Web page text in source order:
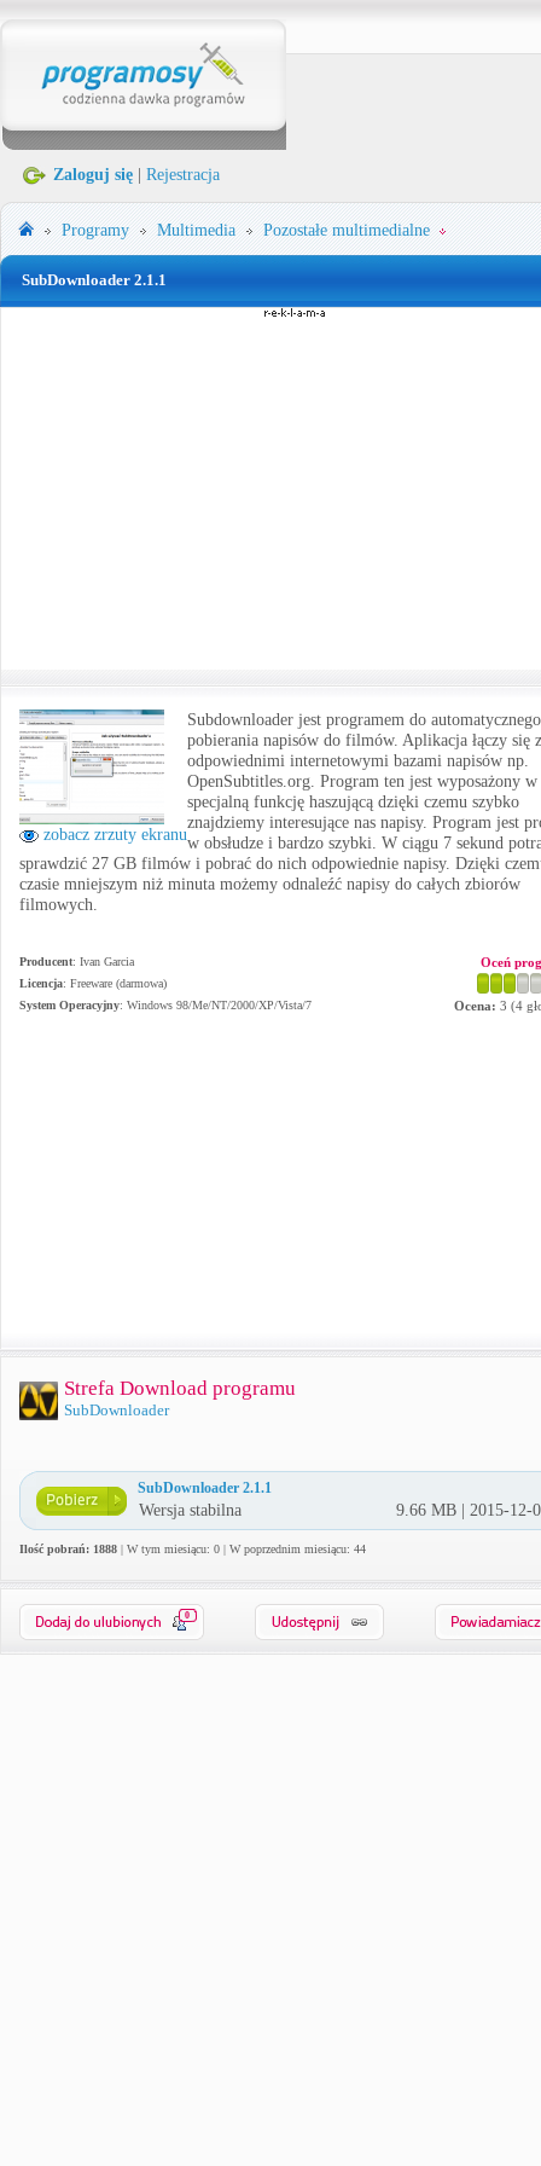
Zaloguj się Rejestracja
Programy Multimedia Pozostałe multimedialne
SubDownloader 2.1.1
zobacz zrzuty ekranu
Subdownloader jest programem do automatycznego
pobierania napisów do filmów. Aplikacja łączy się z
odpowiednimi internetowymi bazami napisów np.
OpenSubtitles.org. Program ten jest wyposażony w
specjalną funkcję haszującą dzięki czemu szybko
znajdziemy interesujące nas napisy. Program jest
w obsłudze i bardzo szybki. W ciągu 7 sekund
sprawdzić 27 GB filmów i pobrać do nich odpowiednie napisy. Dzięki
czasie mniejszym niż minuta możemy odnaleźć napisy do całych zbiorów
filmowych.
Producent: Ivan Garcia
Licencja: Freeware (darmowa)
System Operacyjny: Windows 98/Me/NT/2000/XP/Vista/7
Oceń
Ocena: 3 (4
Strefa Download programu
SubDownloader
SubDownloader 2.1.1
Wersja stabilna 9.66 MB | 2015-12-
Ilość pobrań: 1888 | W tym miesiącu: 0 | W poprzednim miesiącu: 44
0